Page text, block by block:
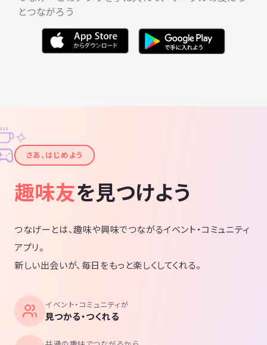
とつながろう
✦
✧
さあ、はじめよう
趣味友を見つけよう
つなげーとは、趣味や興味でつながるイベント・コミュニティ
アプリ。
新しい出会いが、毎日をもっと楽しくしてくれる。
イベント・コミュニティが
見つかる・つくれる